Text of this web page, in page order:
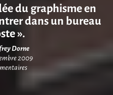
du graphisme en
dans un bureau
».
Dorne
2009